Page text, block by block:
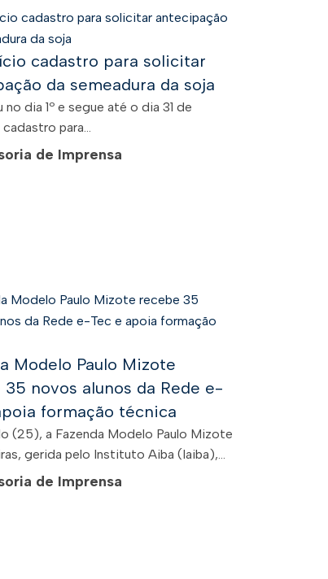
cadastro para solicitar
da semeadura da soja
dia 1º e segue até o dia 31 de
para...
de Imprensa
Modelo Paulo Mizote
35 novos alunos da Rede e-
formação técnica
(25), a Fazenda Modelo Paulo Mizote
gerida pelo Instituto Aiba (Iaiba),...
de Imprensa